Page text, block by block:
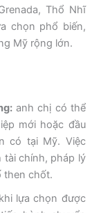
Thổ Nhĩ
chọn phổ biến,
Mỹ rộng lớn.
anh chị có thể
mới hoặc đầu
có tại Mỹ. Việc
chính, pháp lý
then chốt.
lựa chọn được